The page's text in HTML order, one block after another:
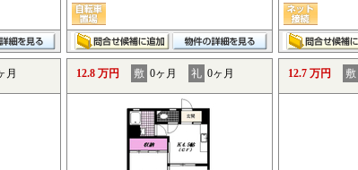
月 12.8 万円 敷 0ヶ月 礼 0ヶ月 12.7 万円 敷